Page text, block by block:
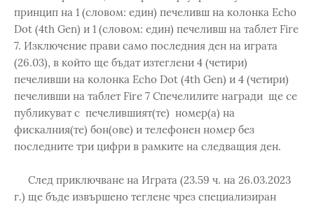
принцип на 1 (словом: един) печеливш на колонка Echo
Dot (4th Gen) и 1 (словом: един) печеливш на таблет Fire
7. Изключение прави само последния ден на играта
(26.03), в който ще бъдат изтеглени 4 (четири)
печеливши на колонка Echo Dot (4th Gen) и 4 (четири)
печеливши на таблет Fire 7 Спечелилите награди ще се
публикуват с печелившият(те) номер(а) на
фискалния(те) бон(ове) и телефонен номер без
последните три цифри в рамките на следващия ден.
След приключване на Играта (23.59 ч. на 26.03.2023
г.) ще бъде извършено теглене чрез специализиран